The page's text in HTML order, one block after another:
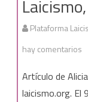
Plataforma
hay comentarios
Artículo de
laicismo.org. El